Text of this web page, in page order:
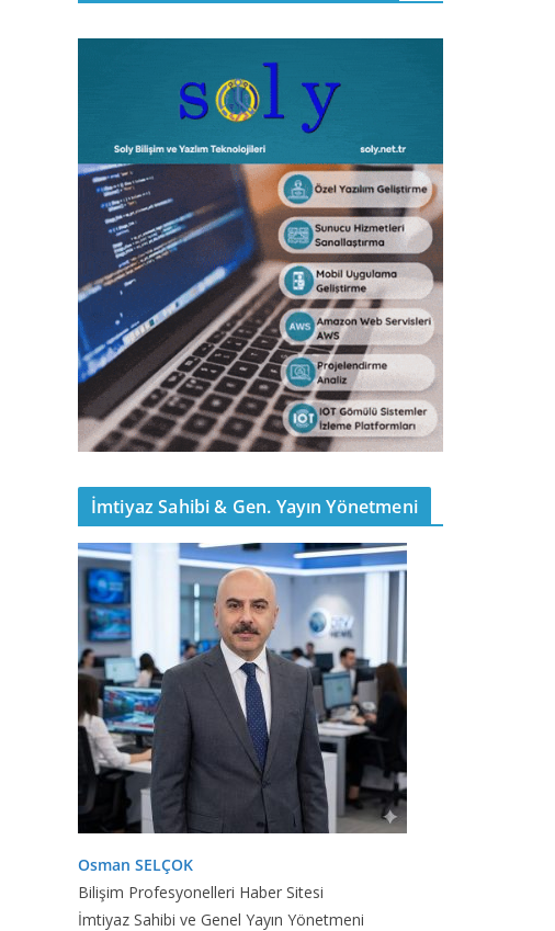
İmtiyaz Sahibi & Gen. Yayın Yönetmeni
Osman SELÇOK
Bilişim Profesyonelleri Haber Sitesi
İmtiyaz Sahibi ve Genel Yayın Yönetmeni